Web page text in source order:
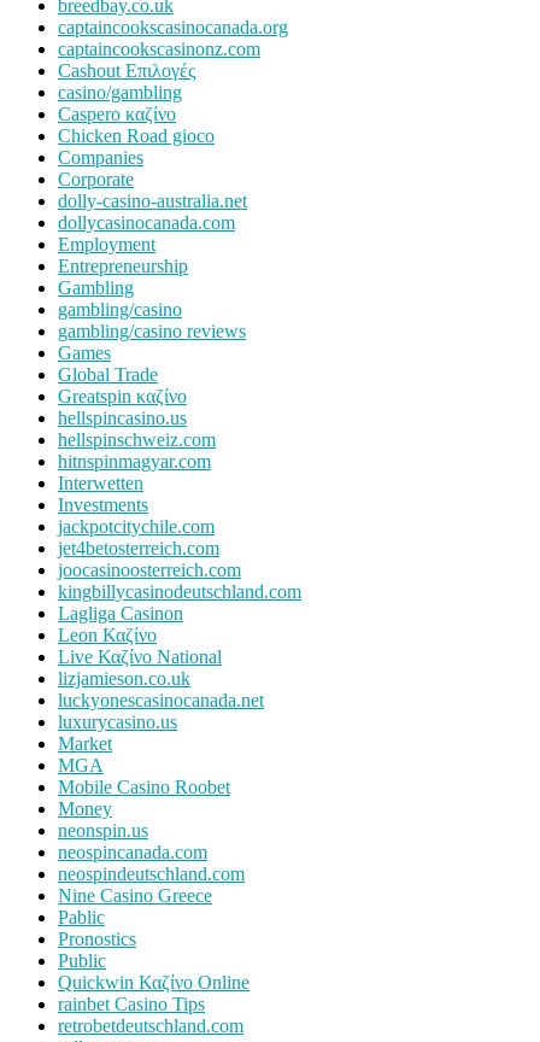
breedbay.co.uk
captaincookscasinocanada.org
captaincookscasinonz.com
Cashout Επιλογές
casino/gambling
Caspero καζίνο
Chicken Road gioco
Companies
Corporate
dolly-casino-australia.net
dollycasinocanada.com
Employment
Entrepreneurship
Gambling
gambling/casino
gambling/casino reviews
Games
Global Trade
Greatspin καζίνο
hellspincasino.us
hellspinschweiz.com
hitnspinmagyar.com
Interwetten
Investments
jackpotcitychile.com
jet4betosterreich.com
joocasinoosterreich.com
kingbillycasinodeutschland.com
Lagliga Casinon
Leon Καζίνο
Live Καζίνο National
lizjamieson.co.uk
luckyonescasinocanada.net
luxurycasino.us
Market
MGA
Mobile Casino Roobet
Money
neonspin.us
neospincanada.com
neospindeutschland.com
Nine Casino Greece
Pablic
Pronostics
Public
Quickwin Καζίνο Online
rainbet Casino Tips
retrobetdeutschland.com